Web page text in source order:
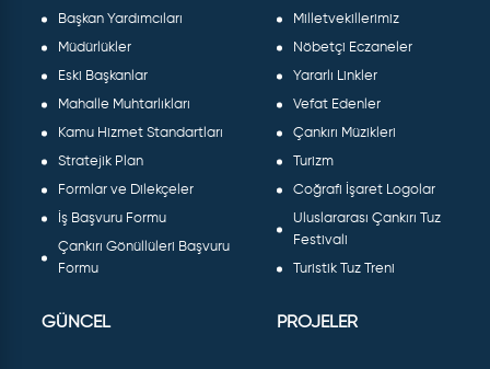
Başkan Yardımcıları
Müdürlükler
Eski Başkanlar
Mahalle Muhtarlıkları
Kamu Hizmet Standartları
Stratejik Plan
Formlar ve Dilekçeler
İş Başvuru Formu
Çankırı Gönüllüleri Başvuru
Formu
Milletvekillerimiz
Nöbetçi Eczaneler
Yararlı Linkler
Vefat Edenler
Çankırı Müzikleri
Turizm
Coğrafi İşaret Logolar
Uluslararası Çankırı Tuz
Festivali
Turistik Tuz Treni
GÜNCEL PROJELER